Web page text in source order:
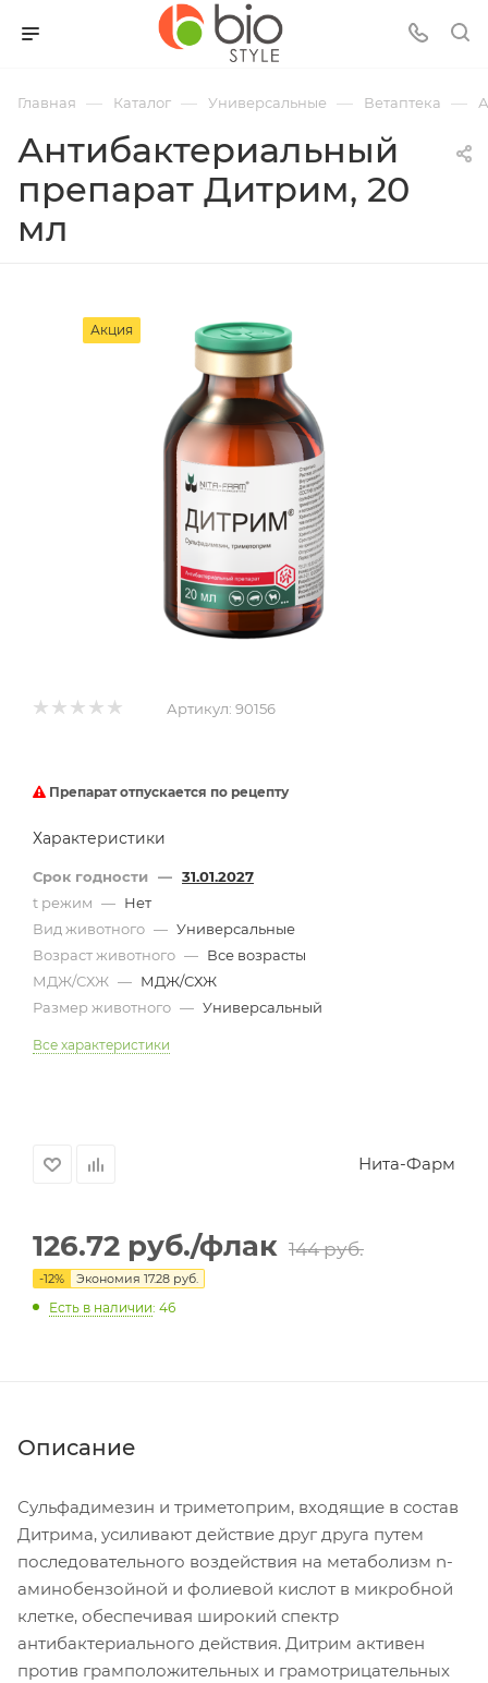
Главная — Каталог — Универсальные — Ветаптека —
Антибактериальный
препарат Дитрим, 20
мл
Акция
Артикул: 90156
Препарат отпускается по рецепту
Характеристики
Срок годности — 31.01.2027
t режим — Нет
Вид животного — Универсальные
Возраст животного — Все возрасты
МДЖ/СХЖ — МДЖ/СХЖ
Размер животного — Универсальный
Все характеристики
Нита-Фарм
126.72 руб./флак 144руб.
-12% Экономия 17.28 руб.
Есть в наличии: 46
Описание
Сульфадимезин и триметоприм, входящие в состав
Дитрима, усиливают действие друг друга путем
последовательного воздействия на метаболизм n-
аминобензойной и фолиевой кислот в микробной
клетке, обеспечивая широкий спектр
антибактериального действия. Дитрим активен
против грамположительных и грамотрицательных